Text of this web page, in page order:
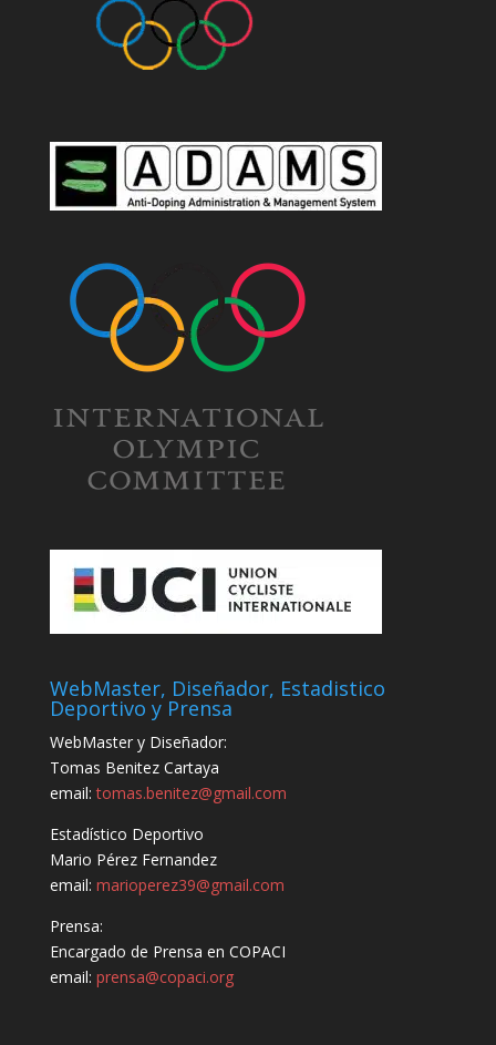
WebMaster, Diseñador, Estadistico
Deportivo y Prensa
WebMaster y Diseñador:
Tomas Benitez Cartaya
email:tomas.benitez@gmail.com
Estadístico Deportivo
Mario Pérez Fernandez
email: marioperez39@gmail.com
Prensa:
Encargado de Prensa en COPACI
email: prensa@copaci.org